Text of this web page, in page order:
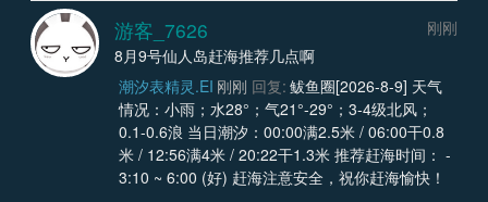
游客_7626
刚刚
8月9号仙人岛赶海推荐几点啊
潮汐表精灵.EI 刚刚 回复: 鲅鱼圈[2026-8-9] 天气
情况：小雨；水28°；气21°-29°；3-4级北风；
0.1-0.6浪 当日潮汐：00:00满2.5米 / 06:00干0.8
米 / 12:56满4米 / 20:22干1.3米 推荐赶海时间： -
3:10 ~ 6:00 (好) 赶海注意安全，祝你赶海愉快！